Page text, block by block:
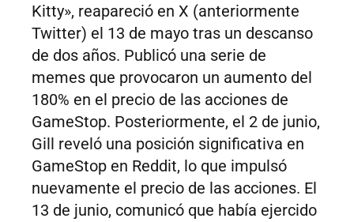
Kitty», reapareció en X (anteriormente
Twitter) el 13 de mayo tras un descanso
de dos años. Publicó una serie de
memes que provocaron un aumento del
180% en el precio de las acciones de
GameStop. Posteriormente, el 2 de junio,
Gill reveló una posición significativa en
GameStop en Reddit, lo que impulsó
nuevamente el precio de las acciones. El
13 de junio, comunicó que había ejercido